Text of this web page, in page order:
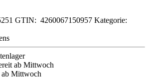
GTIN: 4260067150957 Kategorie:
ab Mittwoch
ab Mittwoch